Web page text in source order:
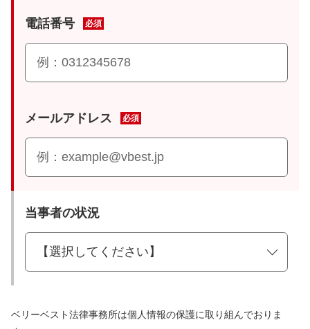
電話番号 必須
メールアドレス 必須
当事者の状況
ベリーベスト法律事務所は個人情報の保護に取り組んでおりま